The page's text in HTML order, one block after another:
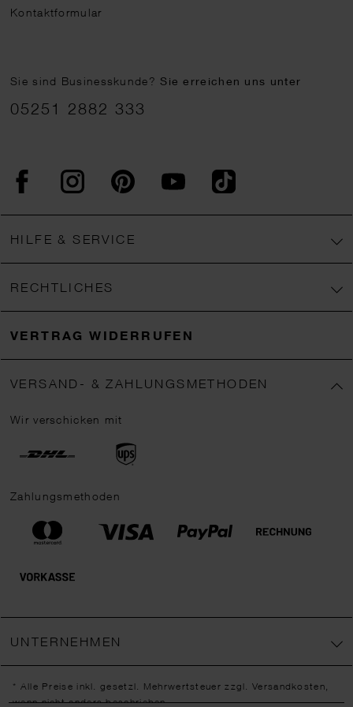
Kontaktformular
Sie sind Businesskunde?Sie erreichen uns unter
05251 2882 333
FacebookInstagram PinterestYouTubeTikTok
HILFE & SERVICE
RECHTLICHES
VERTRAG WIDERRUFEN
VERSAND- & ZAHLUNGSMETHODEN
Wir verschicken mit
Zahlungsmethoden
UNTERNEHMEN
* Alle Preise inkl. gesetzl. Mehrwertsteuer zzgl.Versandkosten,
wenn nicht anders beschrieben.